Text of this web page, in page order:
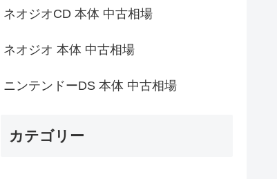
ネオジオCD 本体 中古相場
ネオジオ 本体 中古相場
ニンテンドーDS 本体 中古相場
カテゴリー